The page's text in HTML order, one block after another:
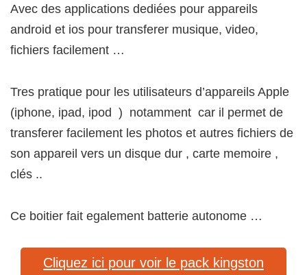
Avec des applications dediées pour appareils
android et ios pour transferer musique, video,
fichiers facilement …
Tres pratique pour les utilisateurs d’appareils Apple
(iphone, ipad, ipod ) notamment car il permet de
transferer facilement les photos et autres fichiers de
son appareil vers un disque dur , carte memoire ,
clés ..
Ce boitier fait egalement batterie autonome …
Cliquez ici pour voir le pack kingston